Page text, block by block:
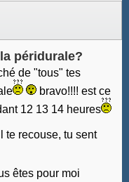
péridurale?
de "tous" tes
bravo!!!! est ce
12 13 14 heures
te recouse, tu sent
êtes pour moi